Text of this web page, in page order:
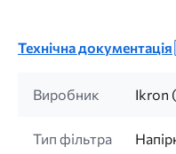
Технічна документація
Виробник Ikron
Тип фільтра